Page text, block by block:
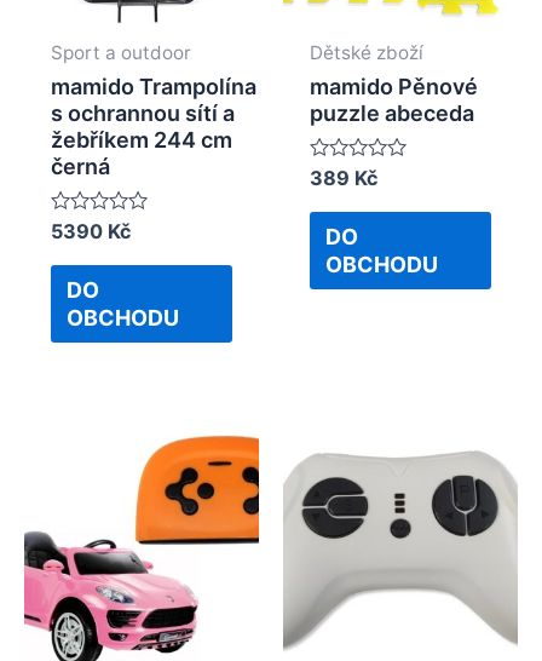
Sport a outdoor
mamido Trampolína
s ochrannou sítí a
žebříkem 244 cm
černá
Rated
out
5390 Kč
DO
OBCHODU
Dětské zboží
mamido Pěnové
puzzle abeceda
Rated
out
389 Kč
DO
OBCHODU